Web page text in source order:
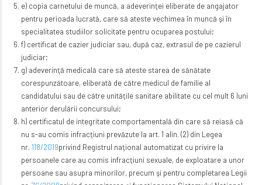
e) copia carnetului de muncă, a adeverinţei eliberate de angajator
pentru perioada lucrată, care să ateste vechimea în muncă şi în
specialitatea studiilor solicitate pentru ocuparea postului;
f) certificat de cazier judiciar sau, după caz, extrasul de pe cazierul
judiciar;
g) adeverinţă medicală care să ateste starea de sănătate
corespunzătoare, eliberată de către medicul de familie al
candidatului sau de către unităţile sanitare abilitate cu cel mult 6 luni
anterior derulării concursului;
h) certificatul de integritate comportamentală din care să reiasă că
nu s-au comis infracţiuni prevăzute la art. 1 alin. (2) din Legea
nr. 118/2019privind Registrul naţional automatizat cu privire la
persoanele care au comis infracţiuni sexuale, de exploatare a unor
persoane sau asupra minorilor, precum şi pentru completarea Legii